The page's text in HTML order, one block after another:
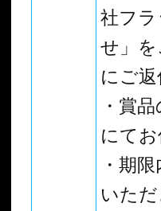
社フ
せ」
にご
・賞
にて
・期
いた